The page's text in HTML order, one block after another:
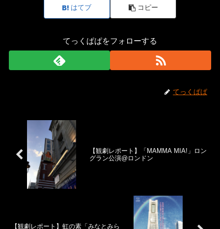
はてブ コピー
てっくぱぱをフォローする
てっくぱぱ
【観劇レポート】「MAMMA MIA!」ロン
グラン公演@ロンドン
【観劇レポート】虹の素「みなとみら